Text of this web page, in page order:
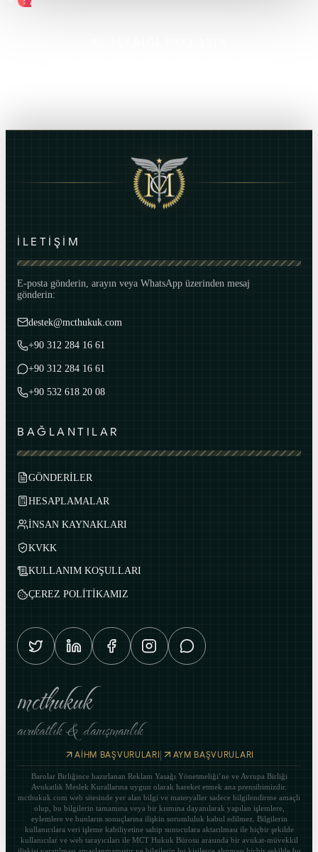
İLETİŞİM
E-posta gönderin, arayın veya WhatsApp üzerinden mesaj
gönderin:
destek@mcthukuk.com
+90 312 284 16 61
+90 312 284 16 61
+90 532 618 20 08
BAĞLANTILAR
GÖNDERİLER
HESAPLAMALAR
İNSAN KAYNAKLARI
KVKK
KULLANIM KOŞULLARI
ÇEREZ POLİTİKAMIZ
mcthukuk
avukatlık & danışmanlık
AİHM BAŞVURULARI| AYM BAŞVURULARI
Barolar Birliğince hazırlanan Reklam Yasağı Yönetmeliği’ne ve Avrupa Birliği
Avukatlık Meslek Kurallarına uygun olarak hareket etmek ana prensibimizdir.
mcthukuk.com web sitesinde yer alan bilgi ve materyaller sadece bilgilendirme amaçlı
olup, bu bilgilerin tamamına veya bir kısmına dayanılarak yapılan işlemlere,
eylemlere ve bunların sonuçlarına ilişkin sorumluluk kabul edilmez. Bilgilerin
kullanıcılara veri işleme kabiliyetine sahip sunuculara aktarılması ile hiçbir şekilde
kullanıcılar ve web tarayıcıları ile MCT Hukuk Bürosu arasında bir avukat-müvekkil
ilişkisi yaratılması amaçlanmamıştır ve bilgilerin bu kişilerce alınması hiçbir şekilde bu